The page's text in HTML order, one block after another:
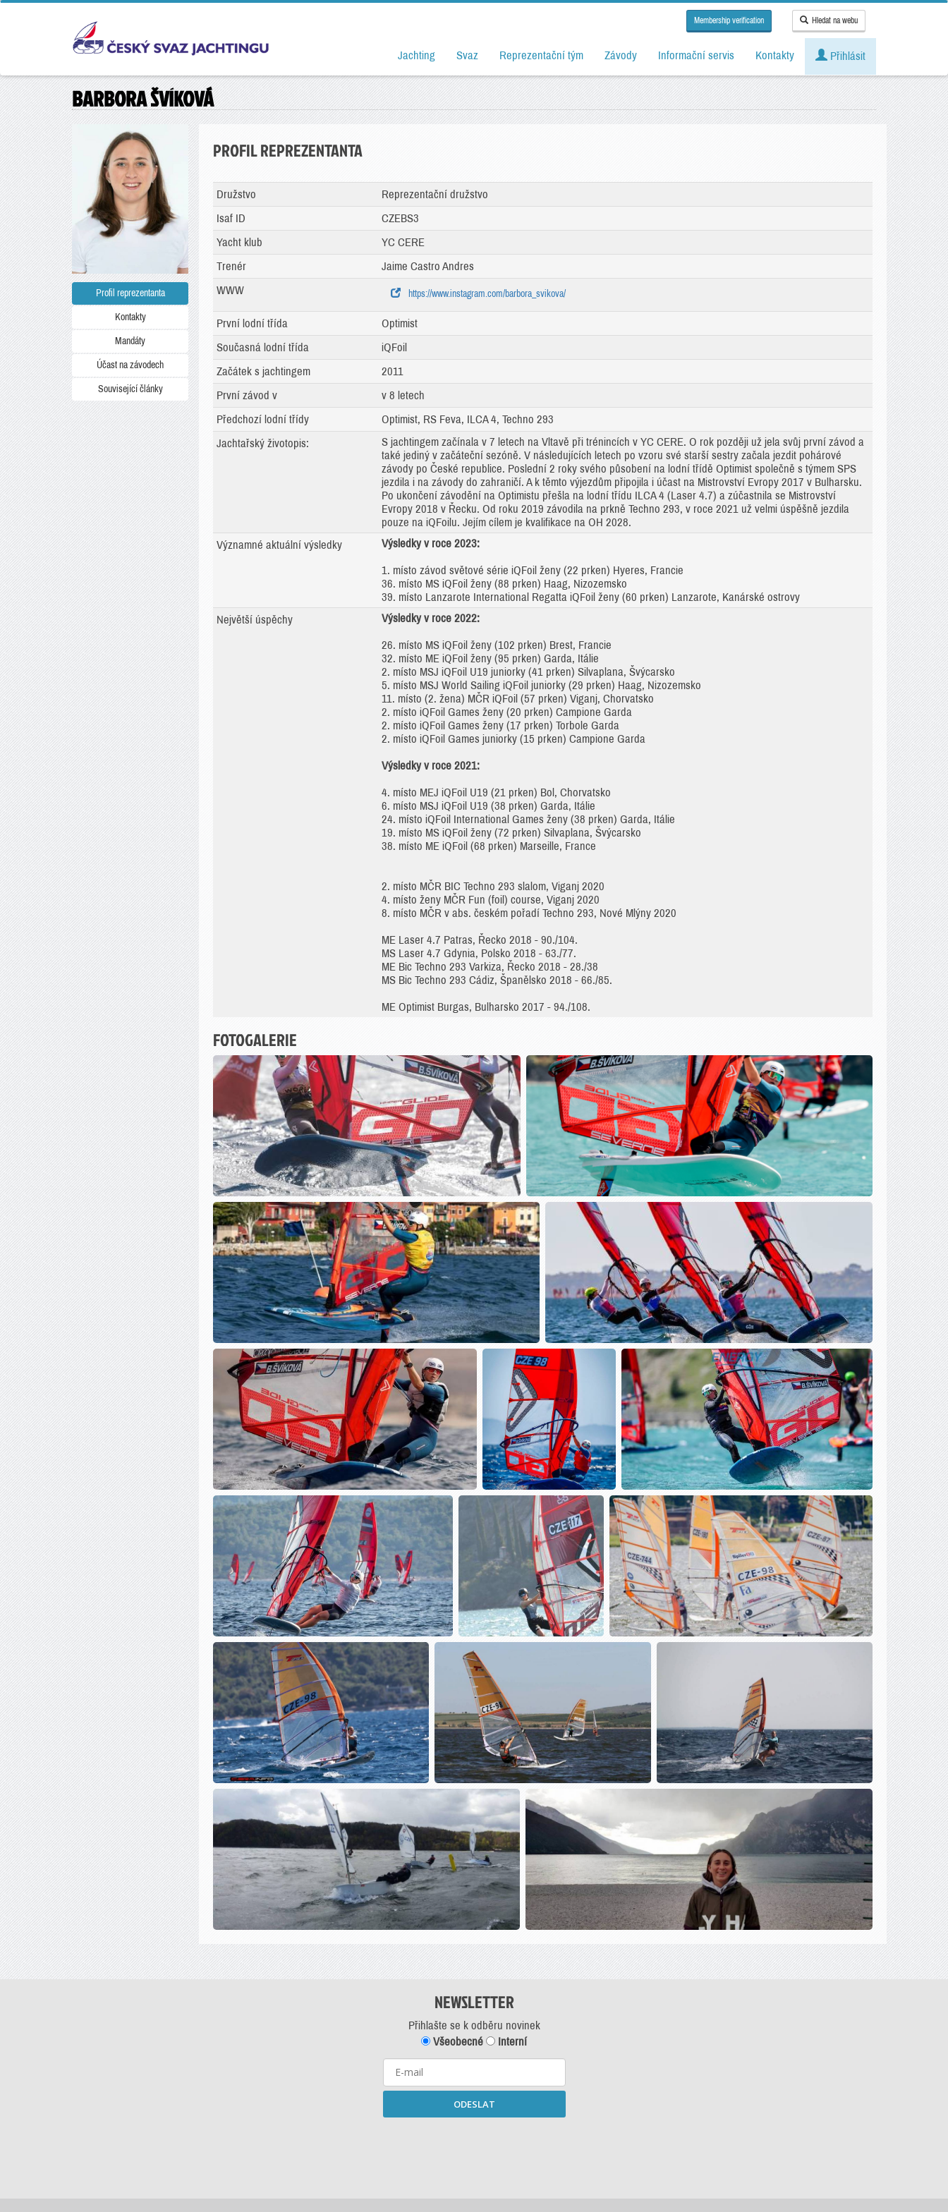
Membership verification Hledat na webu
Jachting Svaz Reprezentační tým Závody Informační servis Kontakty Přihlásit
BARBORA ŠVÍKOVÁ
Profil reprezentanta
Kontakty
Mandáty
Účast na závodech
Související články
PROFIL REPREZENTANTA
Družstvo
Reprezentační družstvo
Isaf ID
CZEBS3
Yacht klub
YC CERE
Trenér
Jaime Castro Andres
WWW
https://www.instagram.com/barbora_svikova/
První lodní třída
Optimist
Současná lodní třída
iQFoil
Začátek s jachtingem
2011
První závod v
v 8 letech
Předchozí lodní třídy
Optimist, RS Feva, ILCA 4, Techno 293
Jachtařský životopis:
S jachtingem začínala v 7 letech na Vltavě při trénincích v YC CERE. O rok později už jela svůj první závod a
také jediný v začáteční sezóně. V následujících letech po vzoru své starší sestry začala jezdit pohárové
závody po České republice. Poslední 2 roky svého působení na lodní třídě Optimist společně s týmem SPS
jezdila i na závody do zahraničí. A k těmto výjezdům připojila i účast na Mistrovství Evropy 2017 v Bulharsku.
Po ukončení závodění na Optimistu přešla na lodní třídu ILCA 4 (Laser 4.7) a zúčastnila se Mistrovství
Evropy 2018 v Řecku. Od roku 2019 závodila na prkně Techno 293, v roce 2021 už velmi úspěšně jezdila
pouze na iQFoilu. Jejím cílem je kvalifikace na OH 2028.
Významné aktuální výsledky
Výsledky v roce 2023:
1. místo závod světové série iQFoil ženy (22 prken) Hyeres, Francie
36. místo MS iQFoil ženy (88 prken) Haag, Nizozemsko
39. místo Lanzarote International Regatta iQFoil ženy (60 prken) Lanzarote, Kanárské ostrovy
Největší úspěchy
Výsledky v roce 2022:
26. místo MS iQFoil ženy (102 prken) Brest, Francie
32. místo ME iQFoil ženy (95 prken) Garda, Itálie
2. místo MSJ iQFoil U19 juniorky (41 prken) Silvaplana, Švýcarsko
5. místo MSJ World Sailing iQFoil juniorky (29 prken) Haag, Nizozemsko
11. místo (2. žena) MČR iQFoil (57 prken) Viganj, Chorvatsko
2. místo iQFoil Games ženy (20 prken) Campione Garda
2. místo iQFoil Games ženy (17 prken) Torbole Garda
2. místo iQFoil Games juniorky (15 prken) Campione Garda
Výsledky v roce 2021:
4. místo MEJ iQFoil U19 (21 prken) Bol, Chorvatsko
6. místo MSJ iQFoil U19 (38 prken) Garda, Itálie
24. místo iQFoil International Games ženy (38 prken) Garda, Itálie
19. místo MS iQFoil ženy (72 prken) Silvaplana, Švýcarsko
38. místo ME iQFoil (68 prken) Marseille, France
2. místo MČR BIC Techno 293 slalom, Viganj 2020
4. místo ženy MČR Fun (foil) course, Viganj 2020
8. místo MČR v abs. českém pořadí Techno 293, Nové Mlýny 2020
ME Laser 4.7 Patras, Řecko 2018 - 90./104.
MS Laser 4.7 Gdynia, Polsko 2018 - 63./77.
ME Bic Techno 293 Varkiza, Řecko 2018 - 28./38
MS Bic Techno 293 Cádiz, Španělsko 2018 - 66./85.
ME Optimist Burgas, Bulharsko 2017 - 94./108.
FOTOGALERIE
NEWSLETTER
Přihlašte se k odběru novinek
Všeobecné
Interní
ODESLAT